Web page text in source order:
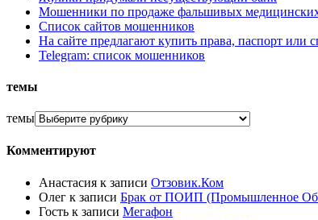
Мошенники по продаже фальшивых
Список сайтов мошенников
На сайте предлагают купить права, паспорт или
Telegram: список мошенников
темы
темы
Комментируют
Анастасия к записи Отзовик.Ком
Олег к записи Брак от ПОИП (Промышленное
Гость к записи Мегафон